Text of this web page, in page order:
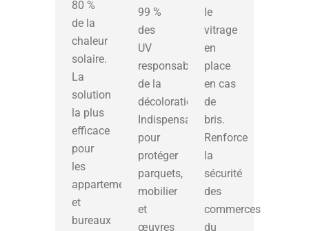
80 %
de la
chaleur
solaire.
La
solution
la plus
efficace
pour
les
appartements
et
bureaux
99 %
des
UV
responsables
de la
décoloration.
Indispensable
pour
protéger
parquets,
mobilier
et
œuvres
le
vitrage
en
place
en cas
de
bris.
Renforce
la
sécurité
des
commerces
du